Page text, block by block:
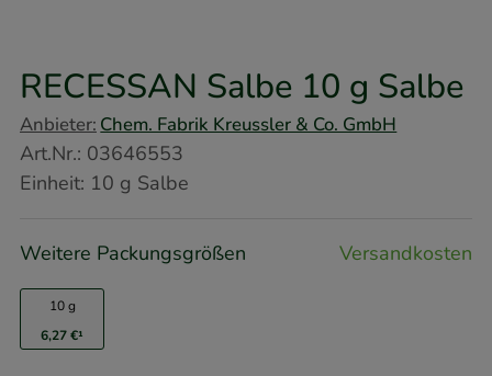
RECESSAN Salbe 10 g Salbe
Anbieter: Chem. Fabrik Kreussler & Co. GmbH
Art.Nr.: 03646553
Einheit: 10 g Salbe
Weitere Packungsgrößen Versandkosten
10 g
6,27 €¹